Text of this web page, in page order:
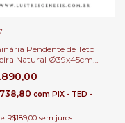
Pendente de Teto
Natural Ø39x45cm
Tecido Bege Lâmpada
Para Sala de Jantar |
Carimbó
com PIX • TED •
R$189,00 sem juros